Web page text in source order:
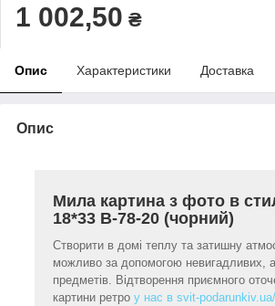
1 002,50 ₴
Опис Характеристики Доставка
Опис
Мила картина з фото в
18*33 B-78-20 (чорний)
Створити в домі теплу та затишну
можливо за допомогою невигадливих,
предметів. Відтворення приємного
картини ретро у нас в svit-